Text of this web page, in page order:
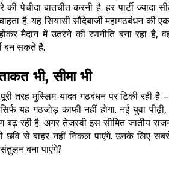
पेचीदा बातचीत करनी है. हर पार्टी ज्यादा
चाहता है. यह सियासी सौदेबाजी महागठबंधन
मैदान में उतरने की रणनीति बना रहा है,
बन सकते हैं.
भी, सीमा भी
तरह मुस्लिम-यादव गठबंधन पर टिकी रही है
यह गठजोड़ काफी नहीं होगा. नई युवा पीढ़ी,
बढ़ रही है. अगर तेजस्वी इस सीमित जातीय
छवि से बाहर नहीं निकल पाएंगे. उनके लिए
बना पाएंगे?